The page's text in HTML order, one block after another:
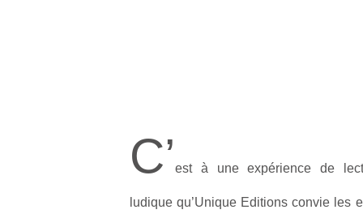
C’est à une expérience de
ludique qu’Unique Editions convie les